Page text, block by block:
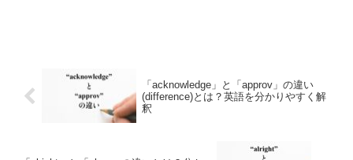
「acknowledge」と「approv」の違い
(difference)とは？英語を分かりやすく解
釈